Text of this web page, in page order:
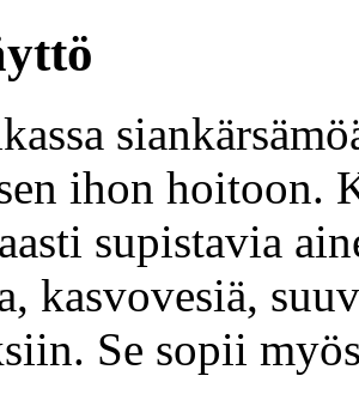
ihon hoitoon.
supistavia
kasvovesiä,
Se sopii